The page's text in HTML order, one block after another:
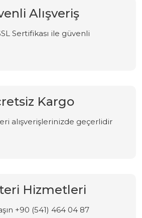
Alışveriş
Sertifikası ile güvenli
Kargo
alışverişlerinizde geçerlidir
Hizmetleri
+90 (541) 464 04 87